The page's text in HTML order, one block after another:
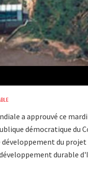
a approuvé ce
démocratique du
du
durable